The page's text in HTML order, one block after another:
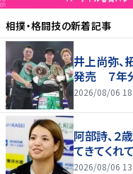
相撲・格闘技の新着記事
井上尚弥、
発売 ７年
2026/08/06
阿部詩、２
てきてくれ
2026/08/06